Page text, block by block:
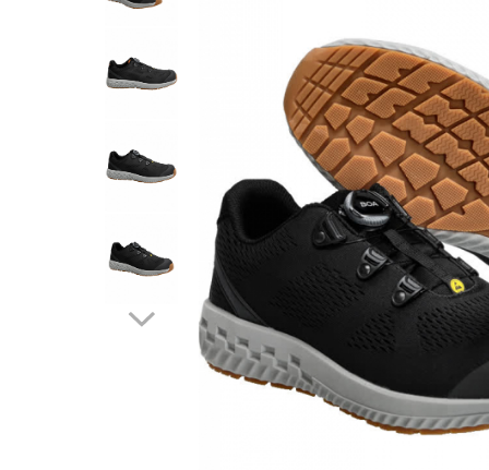
Birotica si papetarie
Bibliorafturi, caiete mecanice,
separatoare
Capsatoare, capse si perforatoare
Caiete si blocnotesuri
Dosare, folii protectie si mape
Accesorii diverse pentru birou